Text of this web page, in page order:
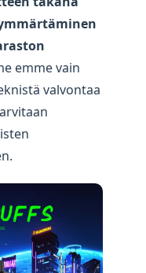
emme vain
valvontaa